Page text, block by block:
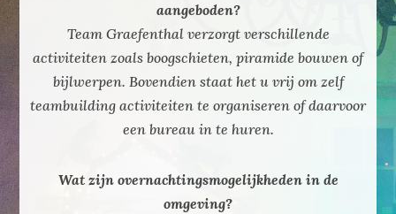
aangeboden?
Team Graefenthal verzorgt verschillende
activiteiten zoals boogschieten, piramide bouwen of
bijlwerpen. Bovendien staat het u vrij om zelf
teambuilding activiteiten te organiseren of daarvoor
een bureau in te huren.
Wat zijn overnachtingsmogelijkheden in de
omgeving?